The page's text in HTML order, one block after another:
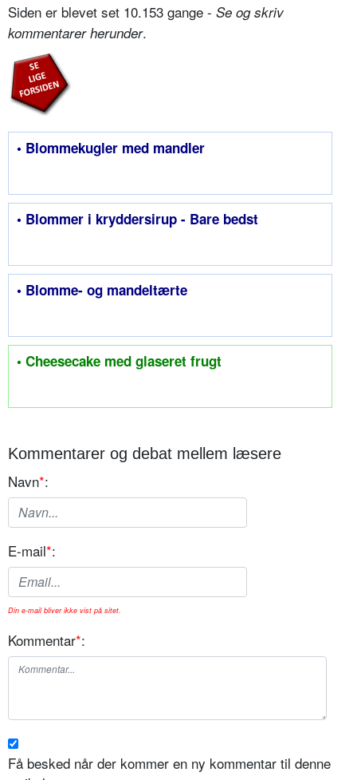
Siden er blevet set 10.153 gange - Se og skriv
kommentarer herunder.
• Blommekugler med mandler
• Blommer i kryddersirup - Bare bedst
• Blomme- og mandeltærte
• Cheesecake med glaseret frugt
Kommentarer og debat mellem læsere
Navn*:
E-mail*:
Din e-mail bliver ikke vist på sitet.
Kommentar*:
Få besked når der kommer en ny kommentar til denne